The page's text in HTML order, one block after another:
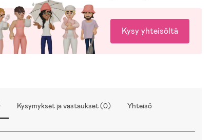
Kysy yhteisöltä
Kysymykset ja vastaukset (0) Yhteisö